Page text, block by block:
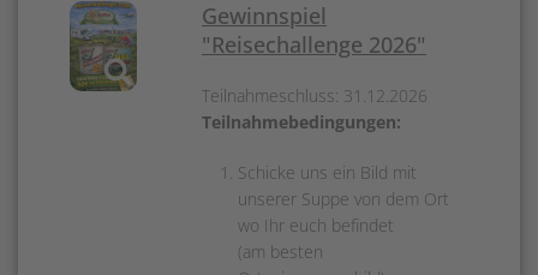
Gewinnspiel
"Reisechallenge 2026"
Teilnahmeschluss: 31.12.2026
Teilnahmebedingungen:
Schicke uns ein Bild mit
unserer Suppe von dem Ort
wo Ihr euch befindet
(am besten